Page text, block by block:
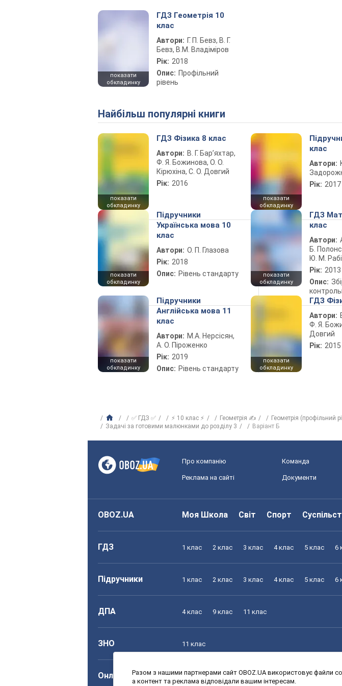
показати
обкладинку
ГДЗ Геометрія 10
клас
Автори: Г. П. Бевз, В. Г.
Бевз, В.М. Владіміров
Рік: 2018
Опис: Профільний
рівень
Найбільш популярні книги
показати
обкладинку
ГДЗ Фізика 8 клас
Автори: В. Г. Бар’яхтар,
Ф. Я. Божинова, О. О.
Кірюхіна, С. О. Довгий
Рік: 2016
показати
обкладинку
клас
Автори:
Рік: 2017
показати
обкладинку
Підручники
Українська мова 10
клас
Автори: О. П. Глазова
Рік: 2018
Опис: Рівень стандарту
показати
обкладинку
ГДЗ
клас
Автори:
Б.
Ю. М.
Рік: 2013
Опис:
показати
обкладинку
Підручники
Англійська мова 11
клас
Автори: М.А. Нерсісян,
А. О. Піроженко
Рік: 2019
Опис: Рівень стандарту
показати
обкладинку
ГДЗ
Автори:
Ф. Я.
Довгий
Рік: 2015
✅ ГДЗ ✅ ⚡ 10 клас ⚡ Геометрія ✍ Геометрія (профільний
Задачі за готовими малюнками до розділу 3
Варіант Б
Про компанію Команда
Реклама на сайті Документи
OBOZ.UA Моя Школа Світ Спорт
ГДЗ 1 клас 2 клас 3 клас 4 клас 5 клас 6
Підручники 1 клас 2 клас 3 клас 4 клас 5 клас 6
ДПА 4 клас 9 клас 11 клас
ЗНО 11 клас
Онлайн уроки 1 клас 2 клас 3 клас 4 клас 5 клас 6
Разом з нашими партнерами сайт OBOZ.UA використовує файли
а контент та реклама відповідали вашим інтересам.